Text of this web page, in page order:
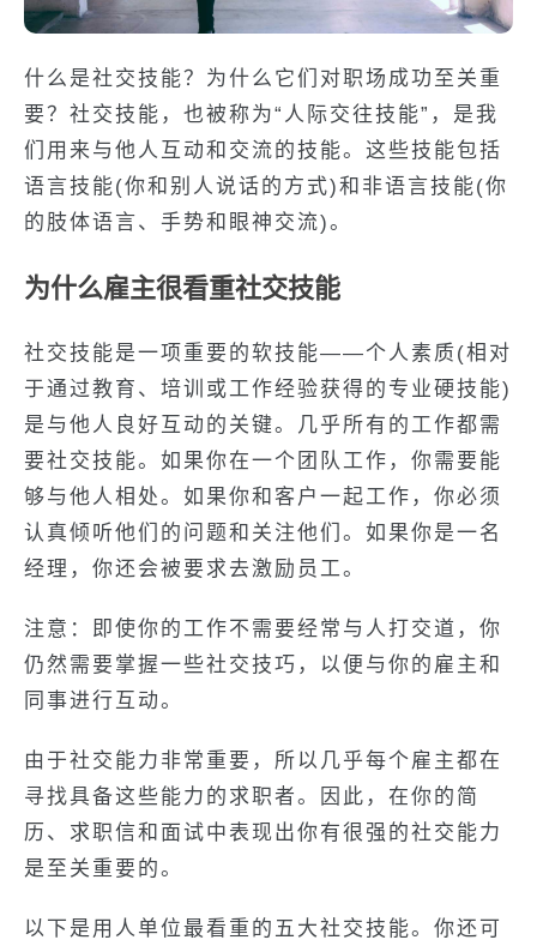
什么是社交技能？为什么它们对职场成功至关重
要？社交技能，也被称为“人际交往技能”，是我
们用来与他人互动和交流的技能。这些技能包括
语言技能(你和别人说话的方式)和非语言技能(你
的肢体语言、手势和眼神交流)。
为什么雇主很看重社交技能
社交技能是一项重要的软技能——个人素质(相对
于通过教育、培训或工作经验获得的专业硬技能)
是与他人良好互动的关键。几乎所有的工作都需
要社交技能。如果你在一个团队工作，你需要能
够与他人相处。如果你和客户一起工作，你必须
认真倾听他们的问题和关注他们。如果你是一名
经理，你还会被要求去激励员工。
注意：即使你的工作不需要经常与人打交道，你
仍然需要掌握一些社交技巧，以便与你的雇主和
同事进行互动。
由于社交能力非常重要，所以几乎每个雇主都在
寻找具备这些能力的求职者。因此，在你的简
历、求职信和面试中表现出你有很强的社交能力
是至关重要的。
以下是用人单位最看重的五大社交技能。你还可